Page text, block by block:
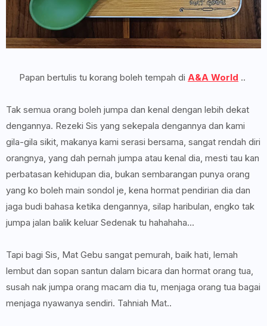
Papan bertulis tu korang boleh tempah di A&A World ..
Tak semua orang boleh jumpa dan kenal dengan lebih dekat
dengannya. Rezeki Sis yang sekepala dengannya dan kami
gila-gila sikit, makanya kami serasi bersama, sangat rendah diri
orangnya, yang dah pernah jumpa atau kenal dia, mesti tau kan
perbatasan kehidupan dia, bukan sembarangan punya orang
yang ko boleh main sondol je, kena hormat pendirian dia dan
jaga budi bahasa ketika dengannya, silap haribulan, engko tak
jumpa jalan balik keluar Sedenak tu hahahaha...
Tapi bagi Sis, Mat Gebu sangat pemurah, baik hati, lemah
lembut dan sopan santun dalam bicara dan hormat orang tua,
susah nak jumpa orang macam dia tu, menjaga orang tua bagai
menjaga nyawanya sendiri. Tahniah Mat..